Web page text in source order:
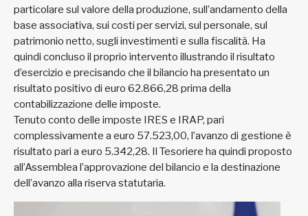
particolare sul valore della produzione, sull’andamento della
base associativa, sui costi per servizi, sul personale, sul
patrimonio netto, sugli investimenti e sulla fiscalità. Ha
quindi concluso il proprio intervento illustrando il risultato
d’esercizio e precisando che il bilancio ha presentato un
risultato positivo di euro 62.866,28 prima della
contabilizzazione delle imposte.
Tenuto conto delle imposte IRES e IRAP, pari
complessivamente a euro 57.523,00, l’avanzo di gestione è
risultato pari a euro 5.342,28. Il Tesoriere ha quindi proposto
all’Assemblea l’approvazione del bilancio e la destinazione
dell’avanzo alla riserva statutaria.